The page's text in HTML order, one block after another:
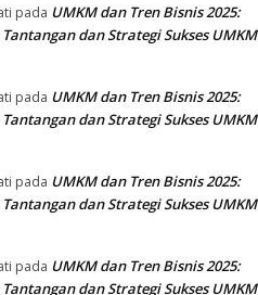
pada UMKM dan Tren Bisnis 2025:
dan Strategi Sukses UMKM
pada UMKM dan Tren Bisnis 2025:
dan Strategi Sukses UMKM
pada UMKM dan Tren Bisnis 2025:
dan Strategi Sukses UMKM
pada UMKM dan Tren Bisnis 2025:
dan Strategi Sukses UMKM